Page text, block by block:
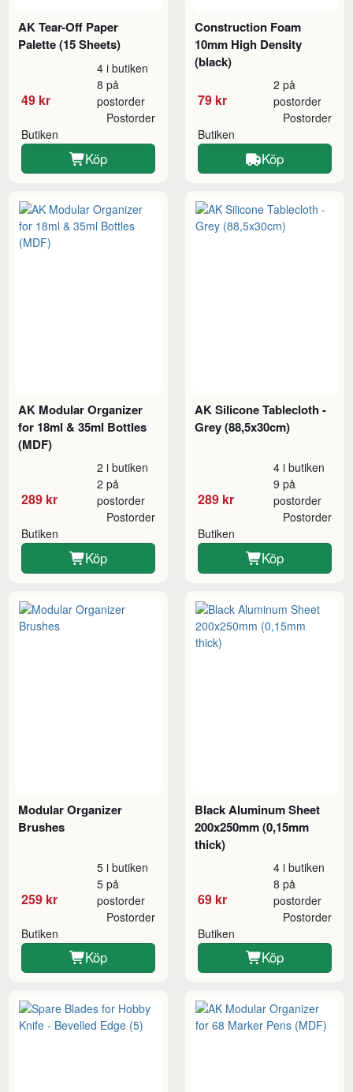
AK Tear-Off Paper
Palette (15 Sheets)
49 kr
4 i butiken
8 på
postorder
Butiken
Postorder
Köp
Construction Foam
10mm High Density
(black)
79 kr
2 på
postorder
Butiken
Postorder
Köp
AK Modular Organizer
for 18ml & 35ml Bottles
(MDF)
289 kr
2 i butiken
2 på
postorder
Butiken
Postorder
Köp
AK Silicone Tablecloth -
Grey (88,5x30cm)
289 kr
4 i butiken
9 på
postorder
Butiken
Postorder
Köp
Modular Organizer
Brushes
259 kr
5 i butiken
5 på
postorder
Butiken
Postorder
Köp
Black Aluminum Sheet
200x250mm (0,15mm
thick)
69 kr
4 i butiken
8 på
postorder
Butiken
Postorder
Köp